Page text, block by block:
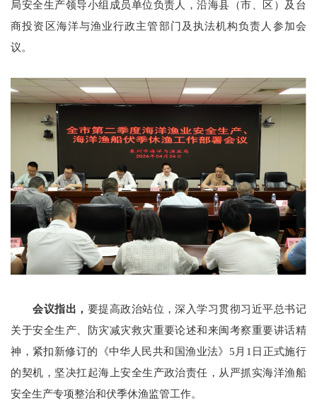
局安全生产领导小组成员单位负责人，沿海县（市、区）及台
商投资区海洋与渔业行政主管部门及执法机构负责人参加会
议。
会议指出， 要提高政治站位，深入学习贯彻习近平总书记
关于安全生产、防灾减灾救灾重要论述和来闽考察重要讲话精
神，紧扣新修订的《中华人民共和国渔业法》5月1日正式施行
的契机，坚决扛起海上安全生产政治责任，从严抓实海洋渔船
安全生产专项整治和伏季休渔监管工作。